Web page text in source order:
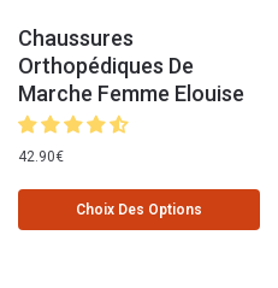
Chaussures
Orthopédiques De
Marche Femme Elouise
42.90€
Choix Des Options